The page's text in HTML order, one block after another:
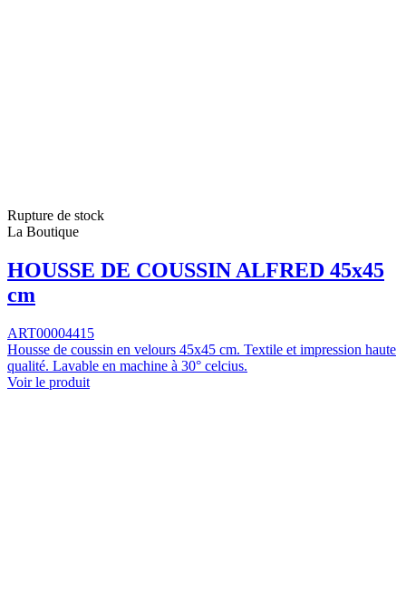
Rupture de stock
La Boutique
HOUSSE DE COUSSIN ALFRED 45x45
cm
ART00004415
Housse de coussin en velours 45x45 cm. Textile et impression haute
qualité. Lavable en machine à 30° celcius.
Voir le produit